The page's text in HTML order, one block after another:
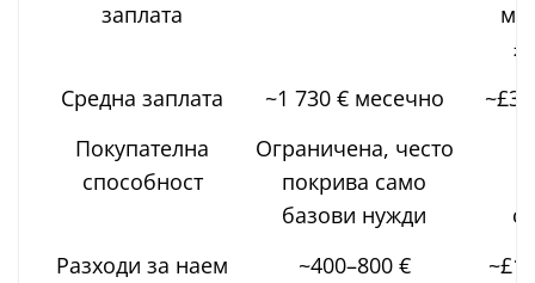
заплата
Средна заплата
~1 730 € месечно
~£3
Покупателна
способност
Ограничена, често
покрива само
базови нужди
Разходи за наем
~400–800 €
~£1